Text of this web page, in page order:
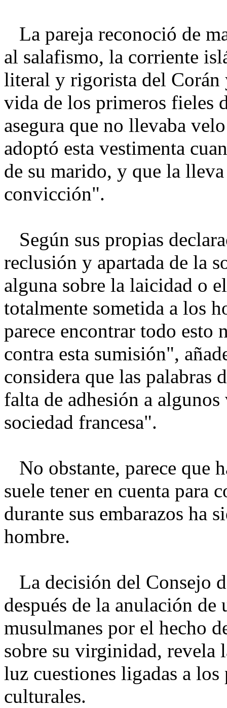
La pareja reconoció de
al salafismo, la corriente
literal y rigorista del Corán
vida de los primeros fieles
asegura que no llevaba
adoptó esta vestimenta
de su marido, y que la
convicción".
Según sus propias
reclusión y apartada de la
alguna sobre la laicidad o
totalmente sometida a los
parece encontrar todo esto
contra esta sumisión",
considera que las palabras
falta de adhesión a
sociedad francesa".
No obstante, parece que
suele tener en cuenta para
durante sus embarazos ha
hombre.
La decisión del Consejo
después de la anulación
musulmanes por el hecho
sobre su virginidad, revela
luz cuestiones ligadas a
culturales.